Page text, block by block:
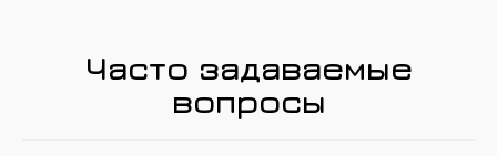
Часто задаваемые
вопросы